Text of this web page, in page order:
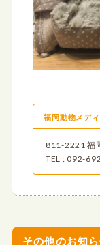
福岡動物メデ
811-2221 福
TEL : 092-
その他のお知